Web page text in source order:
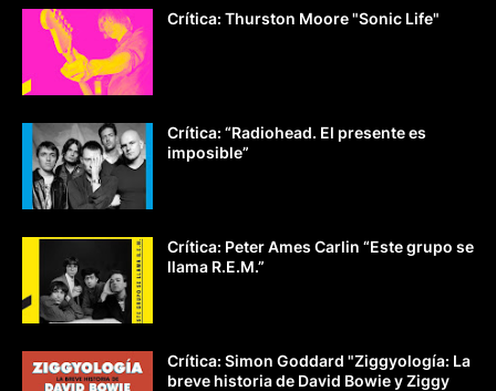
Crítica: Thurston Moore "Sonic Life"
Crítica: “Radiohead. El presente es
imposible”
Crítica: Peter Ames Carlin “Este grupo se
llama R.E.M.”
Crítica: Simon Goddard "Ziggyología: La
breve historia de David Bowie y Ziggy